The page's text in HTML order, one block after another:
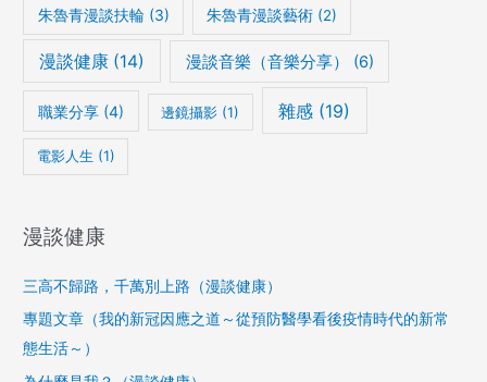
朱魯青漫談扶輪 (3) 朱魯青漫談藝術 (2)
漫談健康 (14) 漫談音樂（音樂分享） (6)
職業分享(4) 邊鏡攝影 (1) 雜感 (19)
電影人生 (1)
漫談健康
三高不歸路，千萬別上路（漫談健康）
專題文章（我的新冠因應之道～從預防醫學看後疫情時代的新常
態生活～）